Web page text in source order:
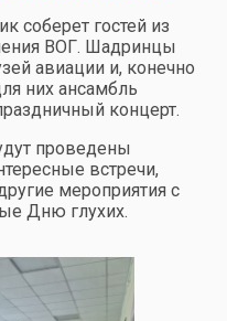
соберет гостей из
ВОГ. Шадринцы
авиации и, конечно
них ансамбль
концерт.
проведены
встречи,
мероприятия с
Дню глухих.